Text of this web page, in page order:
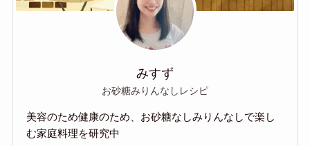
みすず
お砂糖みりんなしレシピ
美容のため健康のため、お砂糖なしみりんなしで楽し
む家庭料理を研究中